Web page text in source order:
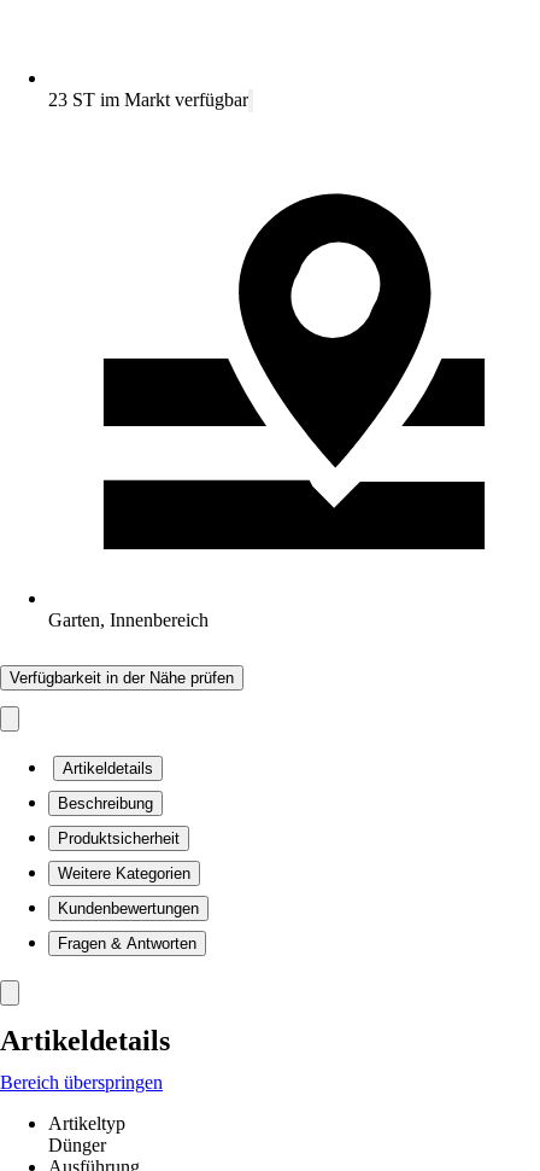
23 ST im Markt verfügbar
Garten, Innenbereich
Verfügbarkeit in der Nähe prüfen
Artikeldetails
Beschreibung
Produktsicherheit
Weitere Kategorien
Kundenbewertungen
Fragen & Antworten
Artikeldetails
Bereich überspringen
Artikeltyp
Dünger
Ausführung